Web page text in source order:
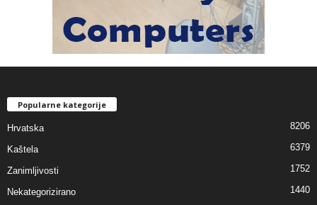
Popularne kategorije
Hrvatska 8206
Kaštela 6379
Zanimljivosti 1752
Nekategorizirano 1440